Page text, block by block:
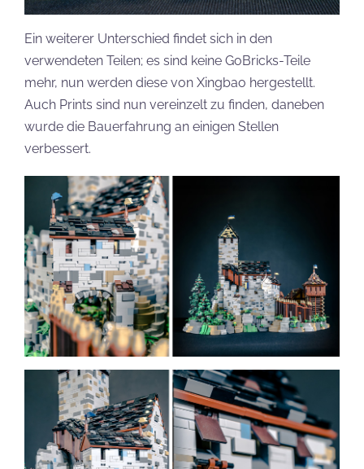
Ein weiterer Unterschied findet sich in den
verwendeten Teilen; es sind keine GoBricks-Teile
mehr, nun werden diese von Xingbao hergestellt.
Auch Prints sind nun vereinzelt zu finden, daneben
wurde die Bauerfahrung an einigen Stellen
verbessert.